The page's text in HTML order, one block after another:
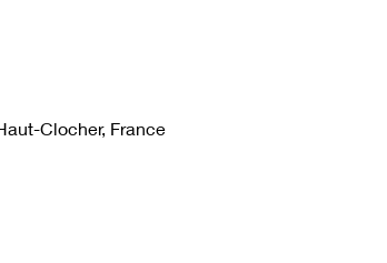
Clocher, France